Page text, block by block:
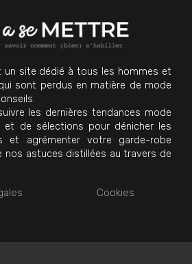
un site dédié à tous les hommes et
sont perdus en matière de mode
les dernières tendances mode
de sélections pour dénicher les
et agrémenter votre garde-robe
nos astuces distillées au travers de
Cookies